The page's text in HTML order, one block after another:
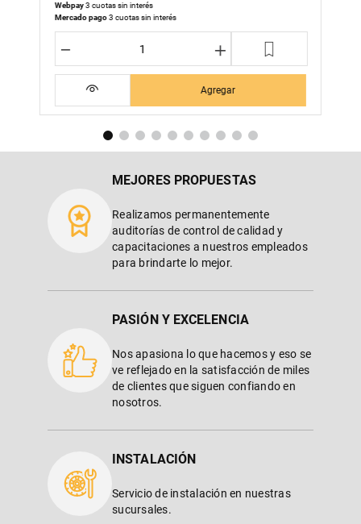
Webpay3 cuotas sin interés
Mercado pago3 cuotas sin interés
＋
－
Agregar
MEJORES PROPUESTAS
Realizamos permanentemente
auditorías de control de calidad y
capacitaciones a nuestros empleados
para brindarte lo mejor.
PASIÓN Y EXCELENCIA
Nos apasiona lo que hacemos y eso se
ve reflejado en la satisfacción de miles
de clientes que siguen confiando en
nosotros.
INSTALACIÓN
Servicio de instalación en nuestras
sucursales.